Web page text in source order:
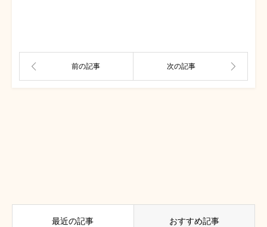
最近の記事 おすすめ記事